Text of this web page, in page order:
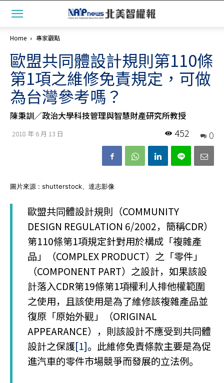
Home 專家觀點
歐盟共同體設計規則第110條
第1項之維修免責規定，可做
為台灣參考嗎？
陳秉訓／政治大學科技管理與智慧財產研究所教授
2018 年 6 月 13 日 0
452
圖片來源 : shutterstock、達志影像
歐盟共同體設計規則（COMMUNITY
DESIGN REGULATION 6/2002，簡稱CDR）
第110條第1項規定針對用於構成「複雜產
品」（COMPLEX PRODUCT）之「零件」
（COMPONENT PART）之設計，如果該設
計落入CDR第19條第1項權利人排他權範圍
之使用，且該使用是為了維修該複雜產品並
復原「原始外觀」（ORIGINAL
APPEARANCE），則該設計不應受到共同體
設計之保護[1]。此維修免責條款主要是為促
進汽車的零件市場競爭而發展的立法例。